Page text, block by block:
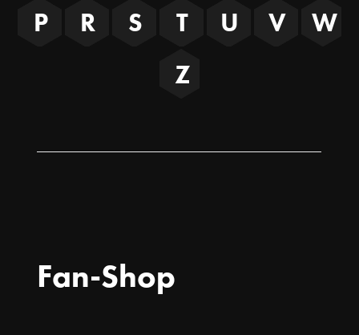
P
R S T U V
W
Z
Fan-Shop